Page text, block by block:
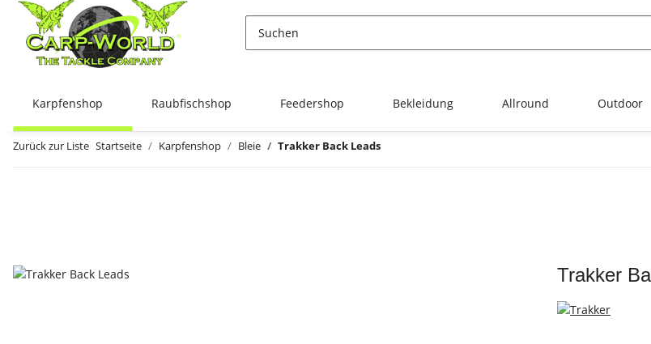
Karpfenshop Raubfischshop Feedershop Bekleidung Allround Outdoor
Zurück zur Liste Startseite Karpfenshop Bleie Trakker Back Leads
Trakker